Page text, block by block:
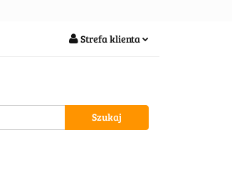
Strefa klienta
Dodaj zgłoszenie